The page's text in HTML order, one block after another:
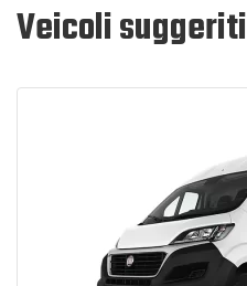
Veicoli suggeriti